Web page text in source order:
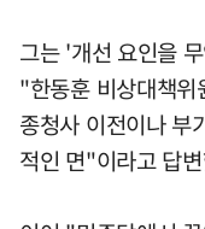
그는 '개선 요인을
"한동훈 비상대책
종청사 이전이나 부
적인 면"이라고 답